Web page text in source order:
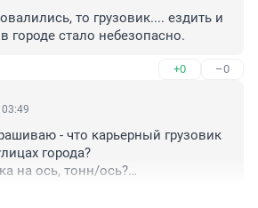
то грузовик.... ездить и
городе стало небезопасно.
+0 –0
- что карьерный грузовик
города?
на ось, тонн/ось?